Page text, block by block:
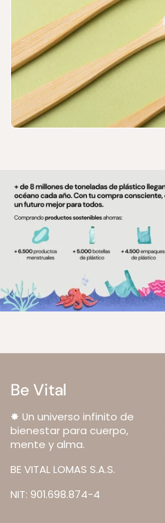
Be Vital
✸ Un universo infinito de
bienestar para cuerpo,
mente y alma.
BE VITAL LOMAS S.A.S.
NIT: 901.698.874-4